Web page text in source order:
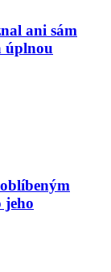
ani sám
úplnou
jeho